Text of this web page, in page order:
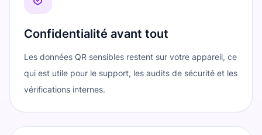
Confidentialité avant tout
Les données QR sensibles restent sur votre appareil, ce
qui est utile pour le support, les audits de sécurité et les
vérifications internes.